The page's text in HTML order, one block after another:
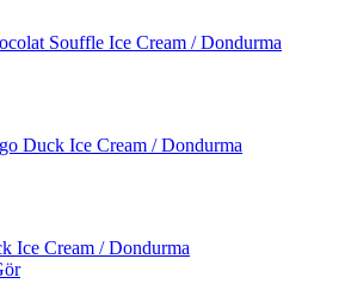
Souffle Ice Cream / Dondurma
Duck Ice Cream / Dondurma
Ice Cream / Dondurma